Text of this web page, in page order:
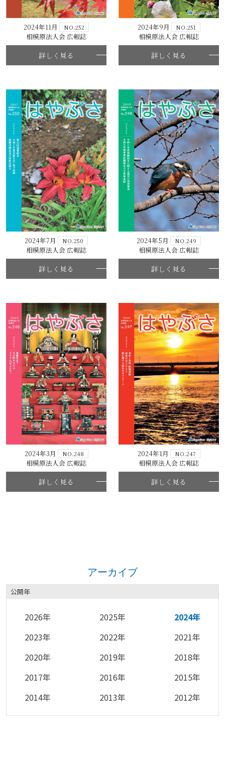
2024年11月 NO.252
相模原法人会 広報誌
詳しく見る
2024年9月 NO.251
相模原法人会 広報誌
詳しく見る
2024年7月 NO.250
相模原法人会 広報誌
詳しく見る
2024年5月 NO.249
相模原法人会 広報誌
詳しく見る
2024年3月 NO.248
相模原法人会 広報誌
詳しく見る
2024年1月 NO.247
相模原法人会 広報誌
詳しく見る
アーカイブ
公開年
2026年 2025年
2024年
2023年
2022年
2021年
2020年
2019年
2018年
2017年
2016年
2015年
2014年
2013年 2012年